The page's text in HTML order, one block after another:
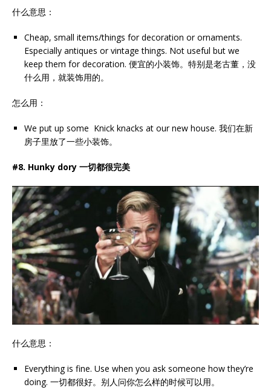
什么意思：
Cheap, small items/things for decoration or ornaments.
Especially antiques or vintage things. Not useful but we
keep them for decoration. 便宜的小装饰。特别是老古董，没
什么用，就装饰用的。
怎么用：
We put up some Knick knacks at our new house. 我们在新
房子里放了一些小装饰。
#8. Hunky dory 一切都很完美
什么意思：
Everything is fine. Use when you ask someone how they’re
doing. 一切都很好。别人问你怎么样的时候可以用。